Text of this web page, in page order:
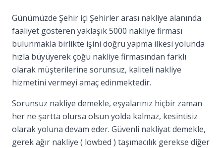
Günümüzde Şehir içi Şehirler arası nakliye alanında
faaliyet gösteren yaklaşık 5000 nakliye firması
bulunmakla birlikte işini doğru yapma ilkesi yolunda
hızla büyüyerek çoğu nakliye firmasından farklı
olarak müşterilerine sorunsuz, kaliteli nakliye
hizmetini vermeyi amaç edinmektedir.
Sorunsuz nakliye demekle, eşyalarınız hiçbir zaman
her ne şartta olursa olsun yolda kalmaz, kesintisiz
olarak yoluna devam eder. Güvenli nakliyat demekle,
gerek ağır nakliye ( lowbed ) taşımacılık gerekse diğer